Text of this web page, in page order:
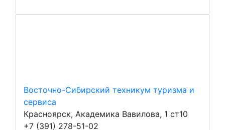
Восточно-Сибирский техникум туризма и
сервиса
Красноярск, Академика Вавилова, 1 ст10
+7 (391) 278-51-02